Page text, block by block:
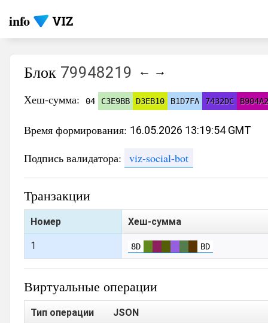
info
Блок 79948219 ← →
Хеш-сумма:
04 C3E9BB D3EB10 B1D7FA 7432DC B904A2
Время формирования: 16.05.2026 13:19:54 GMT
Подпись валидатора: viz-social-bot
Транзакции
Номер Хеш-сумма
1 8D BD
Виртуальные операции
Тип операции JSON